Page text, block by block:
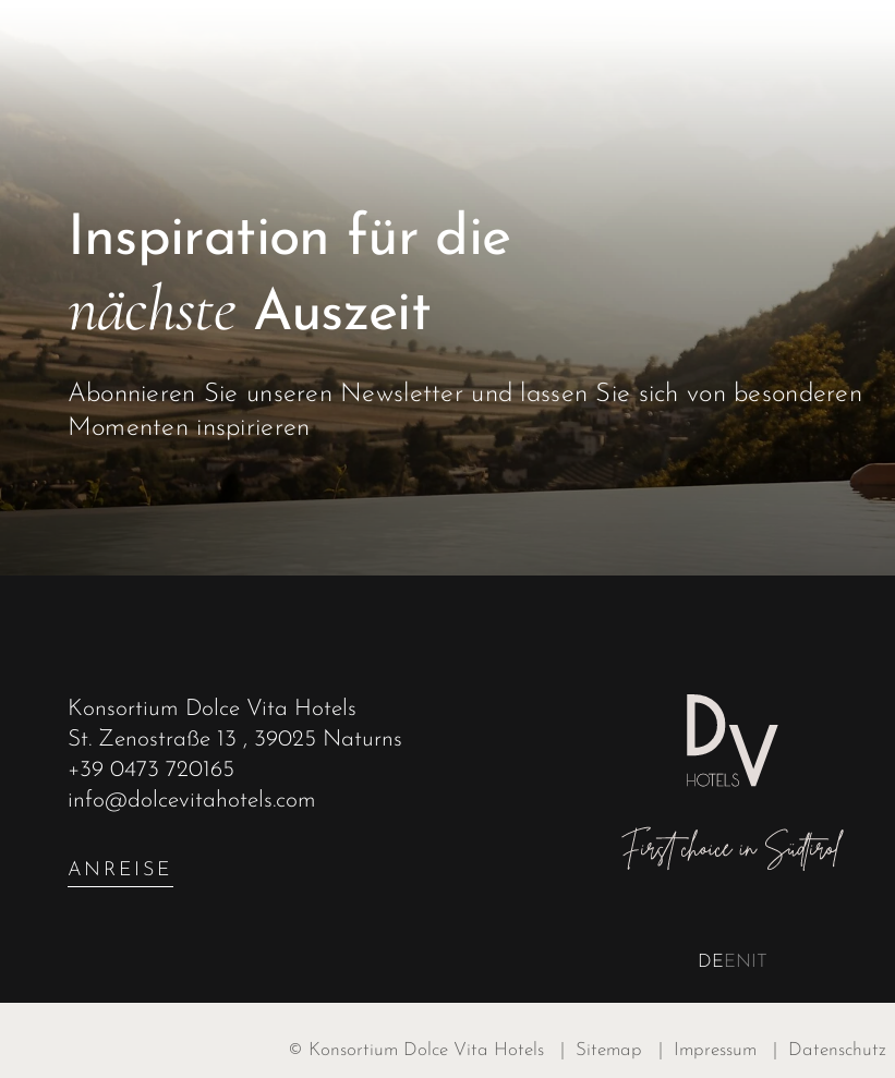
Inspiration für die
nächsteAuszeit
Abonnieren Sie unseren Newsletter und lassen Sie sich von besonderen
Momenten inspirieren
Konsortium Dolce Vita Hotels
St. Zenostraße 13 , 39025 Naturns
+39 0473 720165
info@dolcevitahotels.com
ANREISE
DEEN
© Konsortium Dolce Vita Hotels Sitemap Impressum Datenschutz